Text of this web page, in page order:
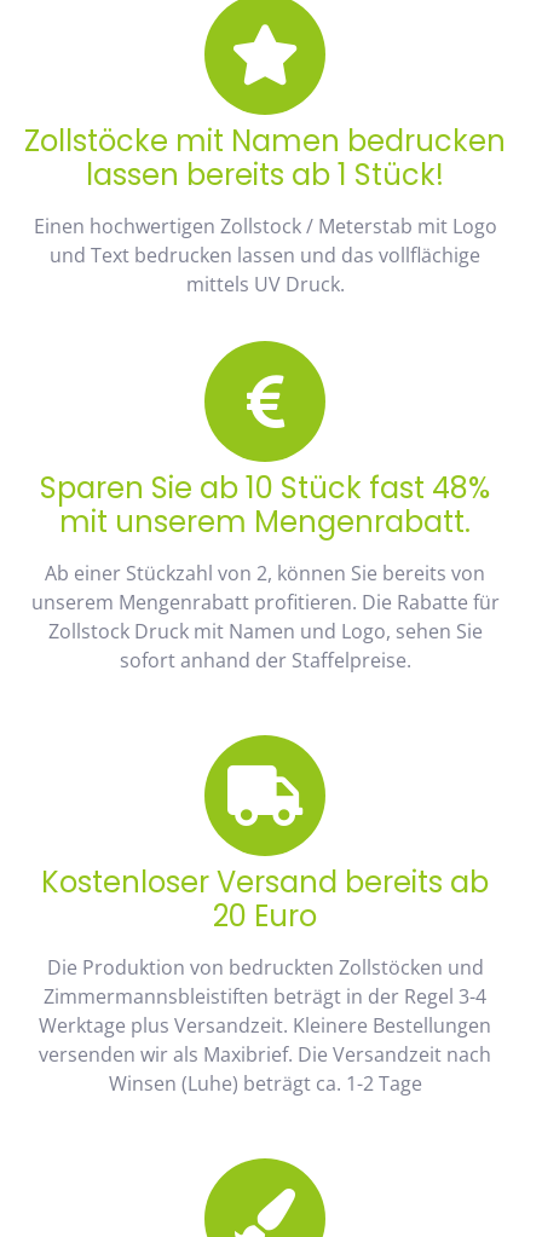
Zollstöcke mit Namen bedrucken
lassen bereits ab 1 Stück!
Einen hochwertigen Zollstock / Meterstab mit Logo
und Text bedrucken lassen und das vollflächige
mittels UV Druck.
Sparen Sie ab 10 Stück fast 48%
mit unserem Mengenrabatt.
Ab einer Stückzahl von 2, können Sie bereits von
unserem Mengenrabatt profitieren. Die Rabatte für
Zollstock Druck mit Namen und Logo, sehen Sie
sofort anhand der Staffelpreise.
Kostenloser Versand bereits ab
20 Euro
Die Produktion von bedruckten Zollstöcken und
Zimmermannsbleistiften beträgt in der Regel 3-4
Werktage plus Versandzeit. Kleinere Bestellungen
versenden wir als Maxibrief. Die Versandzeit nach
Winsen (Luhe) beträgt ca. 1-2 Tage